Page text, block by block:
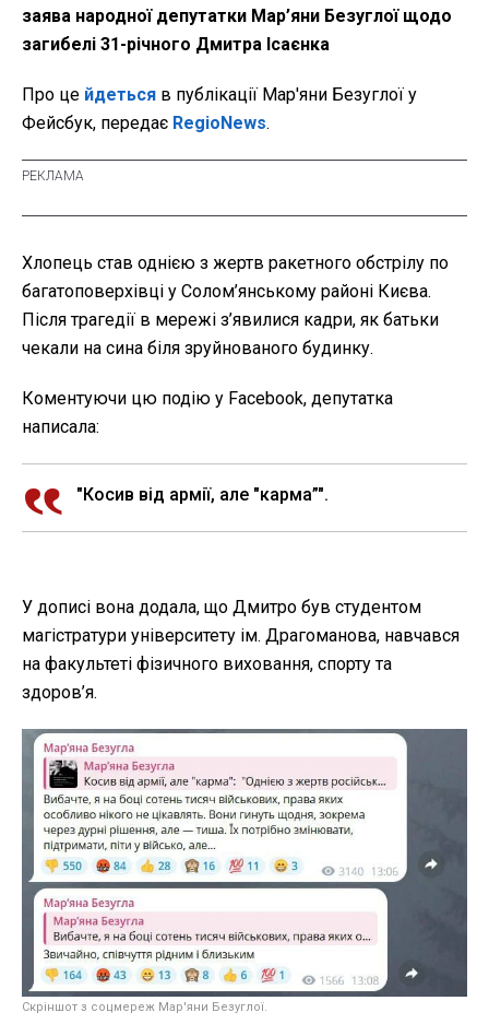
заява народної депутатки Мар’яни Безуглої щодо
загибелі 31-річного Дмитра Ісаєнка
Про це йдеться в публікації Мар'яни Безуглої у
Фейсбук, передає RegioNews.
Хлопець став однією з жертв ракетного обстрілу по
багатоповерхівці у Солом’янському районі Києва.
Після трагедії в мережі з’явилися кадри, як батьки
чекали на сина біля зруйнованого будинку.
Коментуючи цю подію у Facebook, депутатка
написала:
"Косив від армії, але "карма”".
У дописі вона додала, що Дмитро був студентом
магістратури університету ім. Драгоманова, навчався
на факультеті фізичного виховання, спорту та
здоров’я.
Скріншот з соцмереж Мар'яни Безуглої.